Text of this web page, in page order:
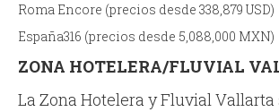
Roma Encore (precios desde 338,879 USD)
España316 (precios desde 5,088,000 MXN)
ZONA HOTELERA/FLUVIAL
La Zona Hotelera y Fluvial